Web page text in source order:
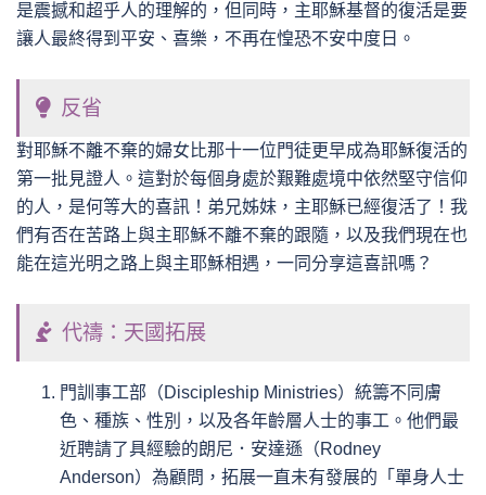
是震撼和超乎人的理解的，但同時，主耶穌基督的復活是要
讓人最終得到平安、喜樂，不再在惶恐不安中度日。
反省
對耶穌不離不棄的婦女比那十一位門徒更早成為耶穌復活的
第一批見證人。這對於每個身處於艱難處境中依然堅守信仰
的人，是何等大的喜訊！弟兄姊妹，主耶穌已經復活了！我
們有否在苦路上與主耶穌不離不棄的跟隨，以及我們現在也
能在這光明之路上與主耶穌相遇，一同分享這喜訊嗎？
代禱：天國拓展
門訓事工部（Discipleship Ministries）統籌不同膚
色、種族、性別，以及各年齡層人士的事工。他們最
近聘請了具經驗的朗尼．安達遜（Rodney
Anderson）為顧問，拓展一直未有發展的「單身人士